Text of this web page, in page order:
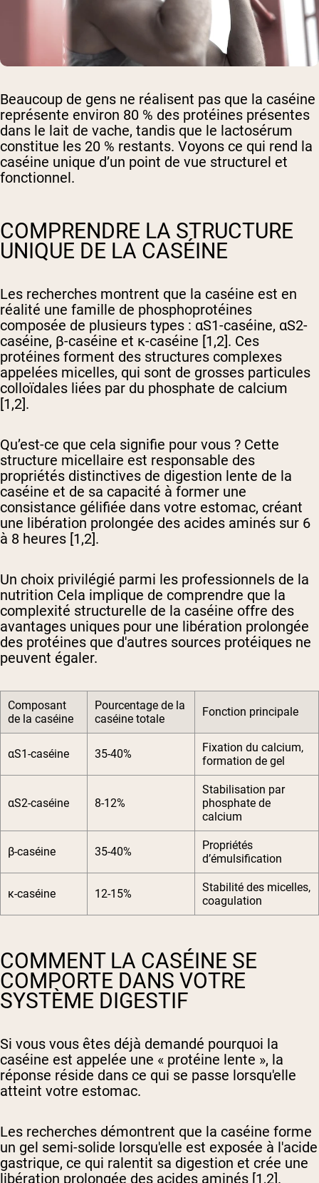
Beaucoup de gens ne réalisent pas que la caséine
représente environ 80 % des protéines présentes
dans le lait de vache, tandis que le lactosérum
constitue les 20 % restants. Voyons ce qui rend la
caséine unique d’un point de vue structurel et
fonctionnel.
COMPRENDRE LA STRUCTURE
UNIQUE DE LA CASÉINE
Les recherches montrent que la caséine est en
réalité une famille de phosphoprotéines
composée de plusieurs types : αS1-caséine, αS2-
caséine, β-caséine et κ-caséine [1,2]. Ces
protéines forment des structures complexes
appelées micelles, qui sont de grosses particules
colloïdales liées par du phosphate de calcium
[1,2].
Qu’est-ce que cela signifie pour vous ? Cette
structure micellaire est responsable des
propriétés distinctives de digestion lente de la
caséine et de sa capacité à former une
consistance gélifiée dans votre estomac, créant
une libération prolongée des acides aminés sur 6
à 8 heures [1,2].
Un choix privilégié parmi les professionnels de la
nutrition Cela implique de comprendre que la
complexité structurelle de la caséine offre des
avantages uniques pour une libération prolongée
des protéines que d'autres sources protéiques ne
peuvent égaler.
Composant
de la caséine
Pourcentage de la
caséine totale
Fonction principale
αS1-caséine 35-40%
Fixation du calcium,
formation de gel
αS2-caséine 8-12%
Stabilisation par
phosphate de
calcium
β-caséine 35-40%
Propriétés
d’émulsification
κ-caséine 12-15%
Stabilité des micelles,
coagulation
COMMENT LA CASÉINE SE
COMPORTE DANS VOTRE
SYSTÈME DIGESTIF
Si vous vous êtes déjà demandé pourquoi la
caséine est appelée une « protéine lente », la
réponse réside dans ce qui se passe lorsqu'elle
atteint votre estomac.
Les recherches démontrent que la caséine forme
un gel semi-solide lorsqu'elle est exposée à l'acide
gastrique, ce qui ralentit sa digestion et crée une
libération prolongée des acides aminés [1,2].